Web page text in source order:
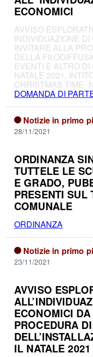
ECONOMICI
AVVISO
INDIVIDUAZIONE
INVITARE ALLA
DELLA
EVENTI E ALTRO
NATALE 2021,
CHRISTMAS TIME-
DOMANDA DI
Notizie in primo
28/11/2021
ORDINANZA
TUTTELE LE
E GRADO,
PRESENTI SUL
COMUNALE
ORDINANZA
Notizie in primo
23/11/2021
AVVISO
ECONOMICI
PROCEDURA
IL NATALE 2021